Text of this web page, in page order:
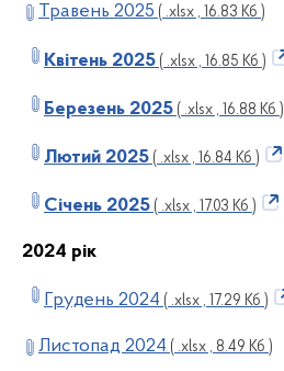
Травень 2025 ( .xlsx , 16.83 Кб )
Квітень 2025 ( .xlsx , 16.85 Кб )
Березень 2025 ( .xlsx , 16.88 Кб )
Лютий 2025 ( .xlsx , 16.84 Кб )
Січень 2025 ( .xlsx , 17.03 Кб )
2024 рік
Грудень 2024 ( .xlsx , 17.29 Кб )
Листопад 2024 ( .xlsx , 8.49 Кб )